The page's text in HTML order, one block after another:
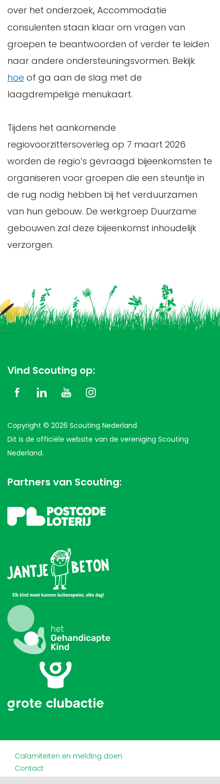
over het onderzoek. Accommodatie
consulenten staan klaar om vragen van
groepen te beantwoorden of verder te leiden
naar andere ondersteuningsvormen. Bekijk
hoe of ga aan de slag met de
laagdrempelige menukaart.
Tijdens het aankomende
regiovoorzittersoverleg op 7 maart 2026
worden de regio’s gevraagd bijeenkomsten te
organiseren voor groepen die een steuntje in
de rug nodig hebben bij het verduurzamen
van hun gebouw. De werkgroep Duurzame
gebouwen zal deze bijeenkomst inhoudelijk
verzorgen.
Vind Scouting op:
Copyright © 2026 Scouting Nederland
Dit is de officiële website van de vereniging Scouting
Nederland.
Partners van Scouting:
Calamiteiten en melding doen
Contact